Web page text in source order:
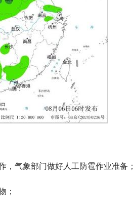
，气象部门做好人工防雹作业准备；
；